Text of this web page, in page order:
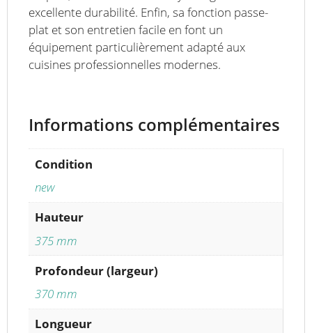
excellente durabilité. Enfin, sa fonction passe-
plat et son entretien facile en font un
équipement particulièrement adapté aux
cuisines professionnelles modernes.
Informations complémentaires
Condition
new
Hauteur
375 mm
Profondeur (largeur)
370 mm
Longueur